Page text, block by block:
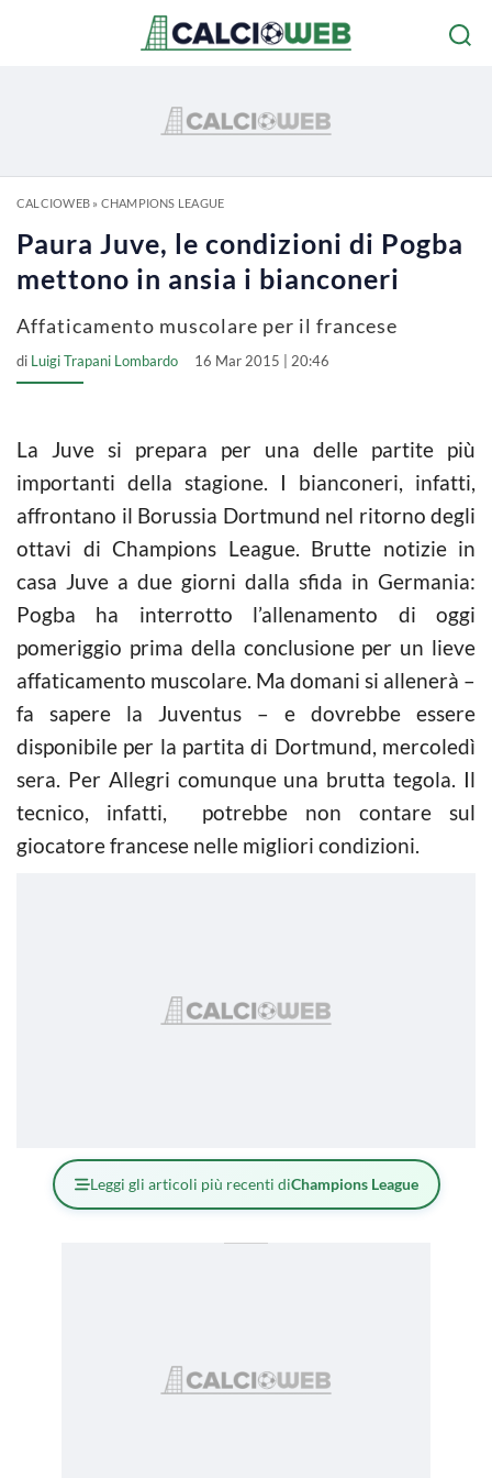
CALCIOWEB» CHAMPIONS LEAGUE
Paura Juve, le condizioni di Pogba
mettono in ansia i bianconeri
Affaticamento muscolare per il francese
di Luigi Trapani Lombardo 16 Mar 2015 | 20:46
La Juve si prepara per una delle partite più
importanti della stagione. I bianconeri, infatti,
affrontano il Borussia Dortmund nel ritorno degli
ottavi di Champions League. Brutte notizie in
casa Juve a due giorni dalla sfida in Germania:
Pogba ha interrotto l’allenamento di oggi
pomeriggio prima della conclusione per un lieve
affaticamento muscolare. Ma domani si allenerà –
fa sapere la Juventus – e dovrebbe essere
disponibile per la partita di Dortmund, mercoledì
sera. Per Allegri comunque una brutta tegola. Il
tecnico, infatti, potrebbe non contare sul
giocatore francese nelle migliori condizioni.
Leggi gli articoli più recenti diChampions League